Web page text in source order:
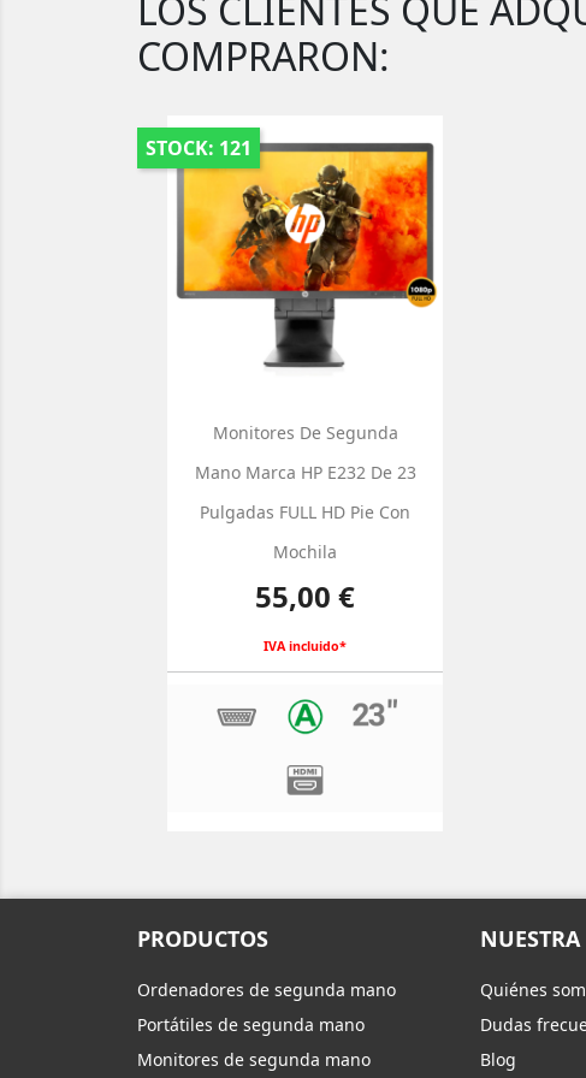
COMPRARON:
STOCK: 121
Monitores De Segunda
Mano Marca HP E232 De 23
Pulgadas FULL HD Pie Con
Mochila
Precio
55,00 €
IVA incluido*
PRODUCTOS
Ordenadores de segunda mano
Portátiles de segunda mano
Monitores de segunda mano
Quiénes
Dudas
Blog